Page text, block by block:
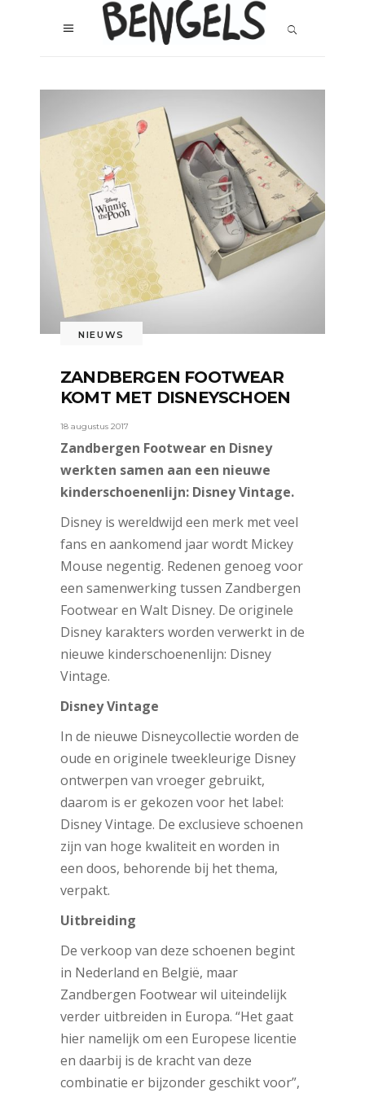
NIEUWS
ZANDBERGEN FOOTWEAR
KOMT MET DISNEYSCHOEN
18 augustus 2017
Zandbergen Footwear en Disney
werkten samen aan een nieuwe
kinderschoenenlijn: Disney Vintage.
Disney is wereldwijd een merk met veel
fans en aankomend jaar wordt Mickey
Mouse negentig. Redenen genoeg voor
een samenwerking tussen Zandbergen
Footwear en Walt Disney. De originele
Disney karakters worden verwerkt in de
nieuwe kinderschoenenlijn: Disney
Vintage.
Disney Vintage
In de nieuwe Disneycollectie worden de
oude en originele tweekleurige Disney
ontwerpen van vroeger gebruikt,
daarom is er gekozen voor het label:
Disney Vintage. De exclusieve schoenen
zijn van hoge kwaliteit en worden in
een doos, behorende bij het thema,
verpakt.
Uitbreiding
De verkoop van deze schoenen begint
in Nederland en België, maar
Zandbergen Footwear wil uiteindelijk
verder uitbreiden in Europa. “Het gaat
hier namelijk om een Europese licentie
en daarbij is de kracht van deze
combinatie er bijzonder geschikt voor”,